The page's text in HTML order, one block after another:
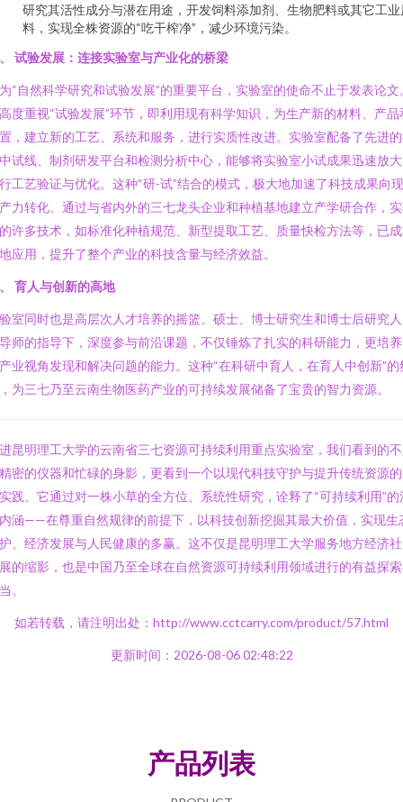
研究其活性成分与潜在用途，开发饲料添加剂、生物肥料或其它工业
料，实现全株资源的“吃干榨净”，减少环境污染。
试验发展：连接实验室与产业化的桥梁
“自然科学研究和试验发展”的重要平台，实验室的使命不止于发表论文
度重视“试验发展”环节，即利用现有科学知识，为生产新的材料、产品
，建立新的工艺、系统和服务，进行实质性改进。实验室配备了先进
试线、制剂研发平台和检测分析中心，能够将实验室小试成果迅速放
工艺验证与优化。这种“研-试”结合的模式，极大地加速了科技成果向
力转化。通过与省内外的三七龙头企业和种植基地建立产学研合作，
许多技术，如标准化种植规范、新型提取工艺、质量快检方法等，已
应用，提升了整个产业的科技含量与经济效益。
育人与创新的高地
室同时也是高层次人才培养的摇篮。硕士、博士研究生和博士后研究
师的指导下，深度参与前沿课题，不仅锤炼了扎实的科研能力，更培
业视角发现和解决问题的能力。这种“在科研中育人，在育人中创新”的
为三七乃至云南生物医药产业的可持续发展储备了宝贵的智力资源。
昆明理工大学的云南省三七资源可持续利用重点实验室，我们看到的
密的仪器和忙碌的身影，更看到一个以现代科技守护与提升传统资源
践。它通过对一株小草的全方位、系统性研究，诠释了“可持续利用”的
涵——在尊重自然规律的前提下，以科技创新挖掘其最大价值，实现生
、经济发展与人民健康的多赢。这不仅是昆明理工大学服务地方经济
的缩影，也是中国乃至全球在自然资源可持续利用领域进行的有益探
。
如若转载，请注明出处：http://www.cctcarry.com/product/57.html
更新时间：2026-08-06 02:48:22
产品列表